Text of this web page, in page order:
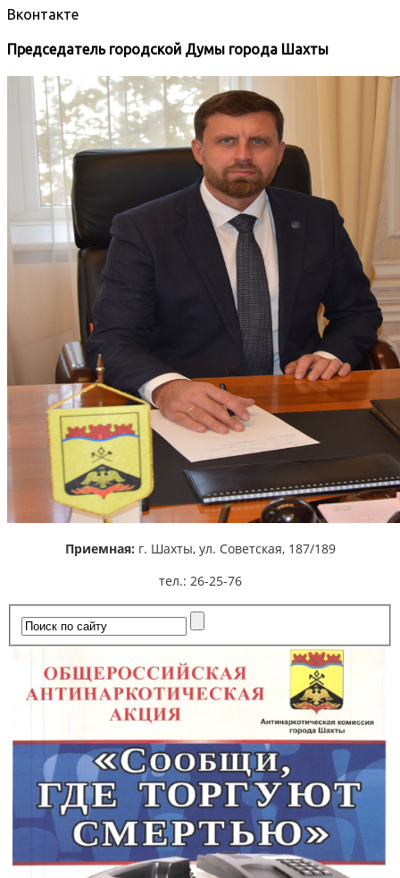
Вконтакте
Председатель городской Думы города Шахты
Приемная: г. Шахты, ул. Советская, 187/189
тел.: 26-25-76